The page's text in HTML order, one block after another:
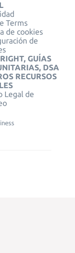
Terms
de cookies
de
GUÍAS
DSA
RECURSOS
Legal de